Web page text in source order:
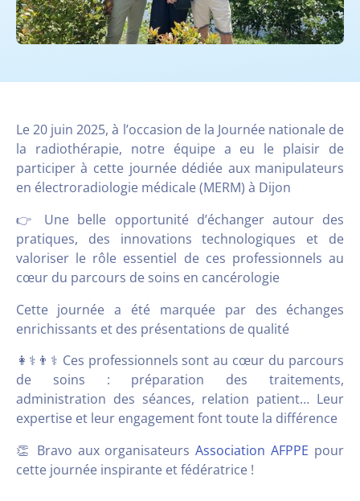
Le 20 juin 2025, à l’occasion de la Journée nationale de
la radiothérapie, notre équipe a eu le plaisir de
participer à cette journée dédiée aux manipulateurs
en électroradiologie médicale (MERM) à Dijon
👉 Une belle opportunité d’échanger autour des
pratiques, des innovations technologiques et de
valoriser le rôle essentiel de ces professionnels au
cœur du parcours de soins en cancérologie
Cette journée a été marquée par des échanges
enrichissants et des présentations de qualité
👩⚕️👨⚕️ Ces professionnels sont au cœur du parcours
de soins : préparation des traitements,
administration des séances, relation patient… Leur
expertise et leur engagement font toute la différence
👏 Bravo aux organisateursAssociation AFPPE pour
cette journée inspirante et fédératrice !